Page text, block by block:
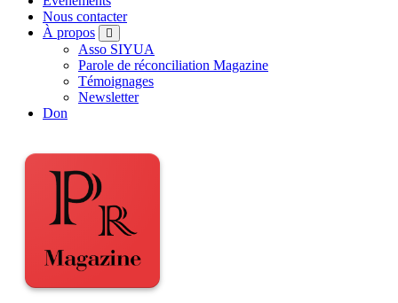
Nous contacter
À propos
Asso SIYUA
Parole de réconciliation Magazine
Témoignages
Newsletter
Don